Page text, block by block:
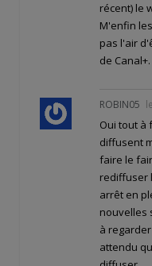
récent) le
M'enfin
pas l'air
de Canal+.
ROBIN05 le
Oui tout à
diffusent
faire le
rediffuser
arrêt en
nouvelles
à
attendu